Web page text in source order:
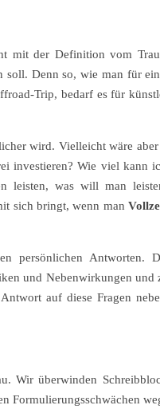
mit der Definition vom
Denn so, wie man für
Trip, bedarf es für
wird. Vielleicht wäre aber
investieren? Wie viel kann
leisten, was will man
sich bringt, wenn man
Antworten.
und Nebenwirkungen und
auf diese Fragen
Wir überwinden
Formulierungsschwächen